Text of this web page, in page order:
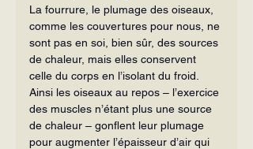
La fourrure, le plumage des oiseaux,
comme les couvertures pour nous, ne
sont pas en soi, bien sûr, des sources
de chaleur, mais elles conservent
celle du corps en l’isolant du froid.
Ainsi les oiseaux au repos – l’exercice
des muscles n’étant plus une source
de chaleur – gonflent leur plumage
pour augmenter l’épaisseur d’air qui